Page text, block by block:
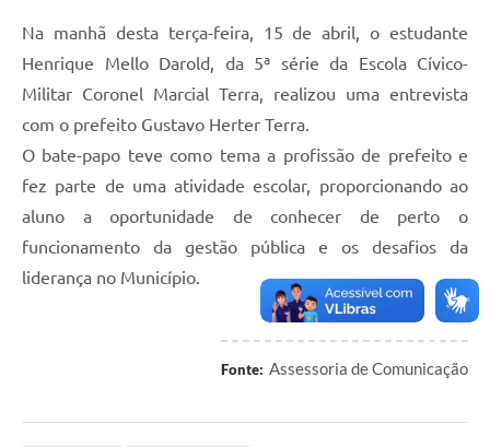
Na manhã desta terça-feira, 15 de abril, o estudante
Henrique Mello Darold, da 5ª série da Escola Cívico-
Militar Coronel Marcial Terra, realizou uma entrevista
com o prefeito Gustavo Herter Terra.
O bate-papo teve como tema a profissão de prefeito e
fez parte de uma atividade escolar, proporcionando ao
aluno a oportunidade de conhecer de perto o
funcionamento da gestão pública e os desafios da
liderança no Município.
Fonte: Assessoria de Comunicação